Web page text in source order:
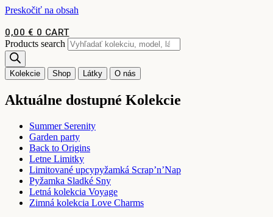
Preskočiť na obsah
0,00 € 0 CART
Products search
Kolekcie Shop Látky O nás
Aktuálne dostupné Kolekcie
Summer Serenity
Garden party
Back to Origins
Letne Limitky
Limitované upcypyžamká Scrap’n’Nap
Pyžamka Sladké Sny
Letná kolekcia Voyage
Zimná kolekcia Love Charms